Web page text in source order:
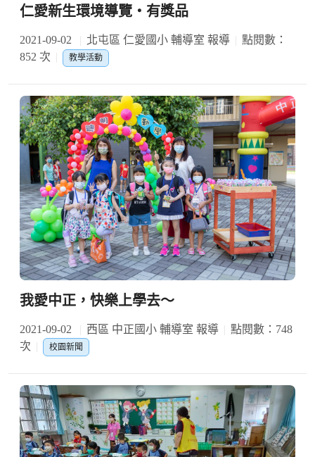
仁愛新生環境導覽‧有獎品
2021-09-02 北屯區 仁愛國小 輔導室 報導
點閱數：
852 次
教學活動
我愛中正，快樂上學去～
2021-09-02 西區 中正國小 輔導室 報導
點閱數：748
次
校園新聞